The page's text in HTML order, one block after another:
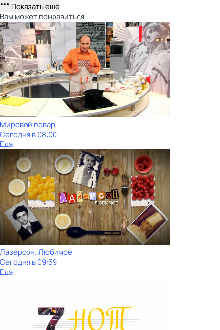
Показать ещё
Вам может понравиться
Мировой повар
Сегодня в 08:00
Еда
Лазерсон. Любимое
Сегодня в 09:59
Еда